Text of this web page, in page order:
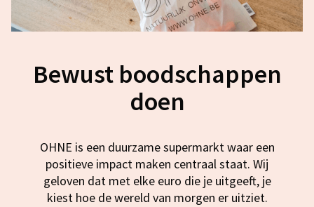
Bewust boodschappen
doen
OHNE is een duurzame supermarkt waar een
positieve impact maken centraal staat. Wij
geloven dat met elke euro die je uitgeeft, je
kiest hoe de wereld van morgen er uitziet.